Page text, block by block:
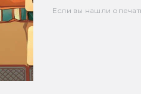
Если вы нашли